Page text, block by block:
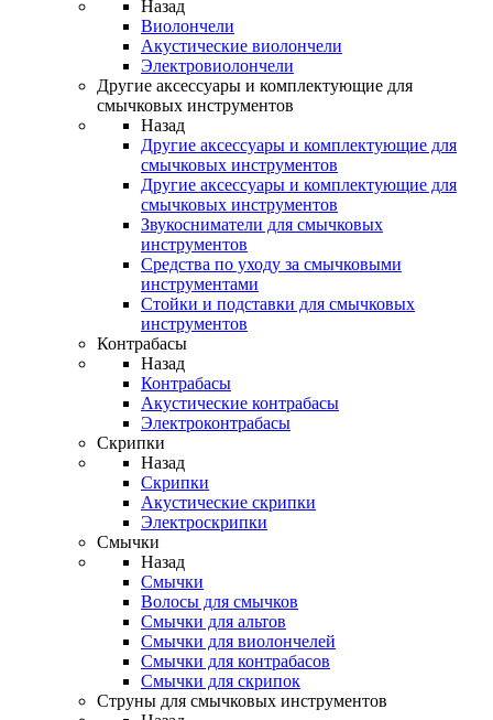
Назад
Виолончели
Акустические виолончели
Электровиолончели
Другие аксессуары и комплектующие для
смычковых инструментов
Назад
Другие аксессуары и комплектующие для
смычковых инструментов
Другие аксессуары и комплектующие для
смычковых инструментов
Звукосниматели для смычковых
инструментов
Средства по уходу за смычковыми
инструментами
Стойки и подставки для смычковых
инструментов
Контрабасы
Назад
Контрабасы
Акустические контрабасы
Электроконтрабасы
Скрипки
Назад
Скрипки
Акустические скрипки
Электроскрипки
Смычки
Назад
Смычки
Волосы для смычков
Смычки для альтов
Смычки для виолончелей
Смычки для контрабасов
Смычки для скрипок
Струны для смычковых инструментов